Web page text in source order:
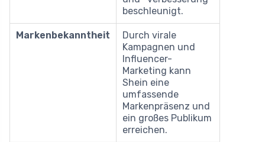
beschleunigt.
Markenbekanntheit
Durch virale
Kampagnen und
Influencer-
Marketing kann
Shein eine
umfassende
Markenpräsenz und
ein großes Publikum
erreichen.